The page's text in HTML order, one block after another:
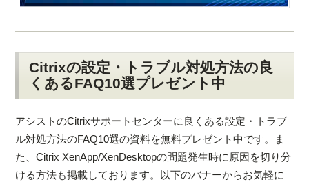
Citrixの設定・トラブル対処方法の良
くあるFAQ10選プレゼント中
アシストのCitrixサポートセンターに良くある設定・トラブ
ル対処方法のFAQ10選の資料を無料プレゼント中です。ま
た、Citrix XenApp/XenDesktopの問題発生時に原因を切り分
ける方法も掲載しております。以下のバナーからお気軽に